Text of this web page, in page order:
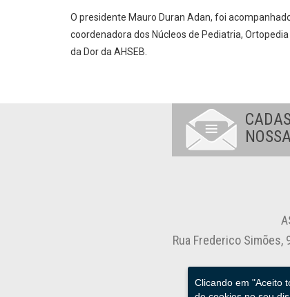
O presidente Mauro Duran Adan, foi
coordenadora dos Núcleos de Pediatria,
da Dor da AHSEB.
Clicando em "Aceito
Rua Frederico Simões,